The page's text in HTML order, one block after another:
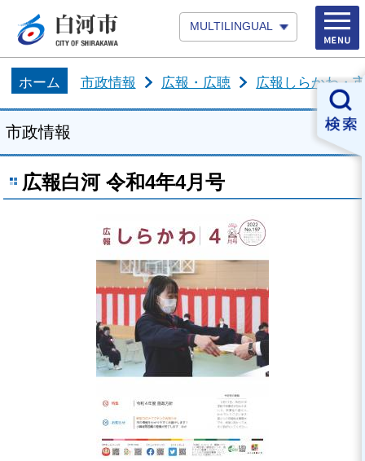
MULTILINGUAL
ホーム 市政情報 広報・広聴 広報しらかわ・
市政情報
広報白河 令和4年4月号